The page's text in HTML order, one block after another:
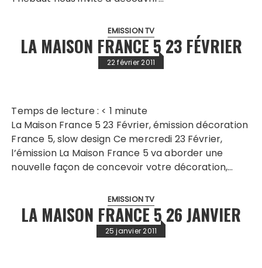
EMISSION TV
LA MAISON FRANCE 5 23 FÉVRIER
22 février 2011
Temps de lecture : < 1 minute
La Maison France 5 23 Février, émission décoration
France 5, slow design Ce mercredi 23 Février,
l’émission La Maison France 5 va aborder une
nouvelle façon de concevoir votre décoration,…
EMISSION TV
LA MAISON FRANCE 5 26 JANVIER
25 janvier 2011